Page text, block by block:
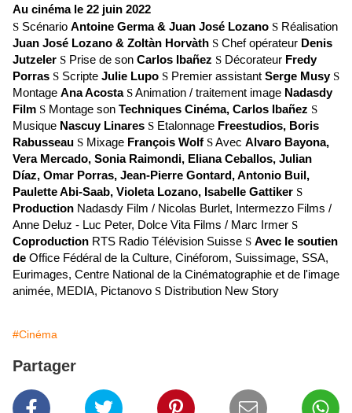
Au cinéma le 22 juin 2022
S Scénario Antoine Germa & Juan José Lozano S Réalisation
Juan José Lozano & Zoltàn Horvàth S Chef opérateur Denis
Jutzeler S Prise de son Carlos Ibañez S Décorateur Fredy
Porras S Scripte Julie Lupo S Premier assistant Serge Musy S
Montage Ana Acosta SAnimation / traitement image Nadasdy
Film S Montage son Techniques Cinéma, Carlos Ibañez S
Musique Nascuy Linares S Etalonnage Freestudios, Boris
Rabusseau S Mixage François Wolf SAvec Alvaro Bayona,
Vera Mercado, Sonia Raimondi, Eliana Ceballos, Julian
Díaz, Omar Porras, Jean-Pierre Gontard, Antonio Buil,
Paulette Abi-Saab, Violeta Lozano, Isabelle Gattiker S
Production Nadasdy Film / Nicolas Burlet, Intermezzo Films /
Anne Deluz - Luc Peter, Dolce Vita Films / Marc Irmer S
Coproduction RTS Radio Télévision Suisse S Avec le soutien
de Office Fédéral de la Culture, Cinéforom, Suissimage, SSA,
Eurimages, Centre National de la Cinématographie et de l'image
animée, MEDIA, Pictanovo S Distribution New Story
#Cinéma
Partager